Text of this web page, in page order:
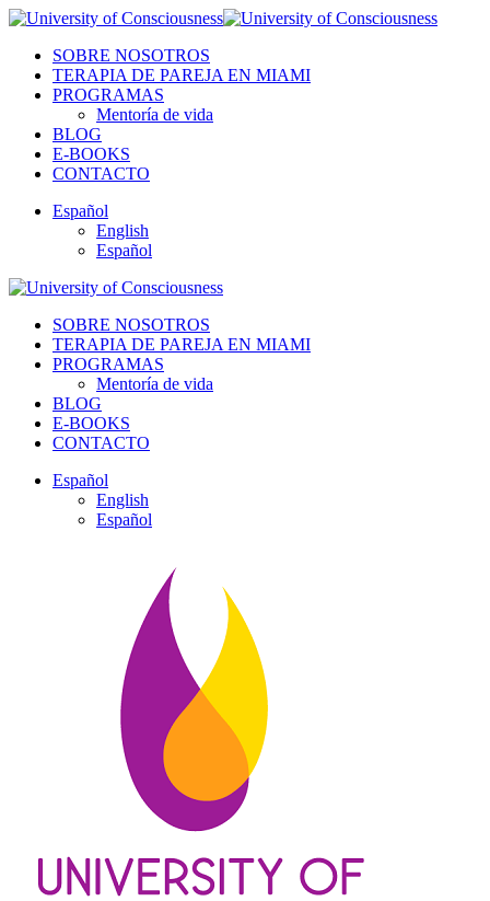
SOBRE NOSOTROS
TERAPIA DE PAREJA EN MIAMI
PROGRAMAS
Mentoría de vida
BLOG
E-BOOKS
CONTACTO
Español
English
Español
SOBRE NOSOTROS
TERAPIA DE PAREJA EN MIAMI
PROGRAMAS
Mentoría de vida
BLOG
E-BOOKS
CONTACTO
Español
English
Español